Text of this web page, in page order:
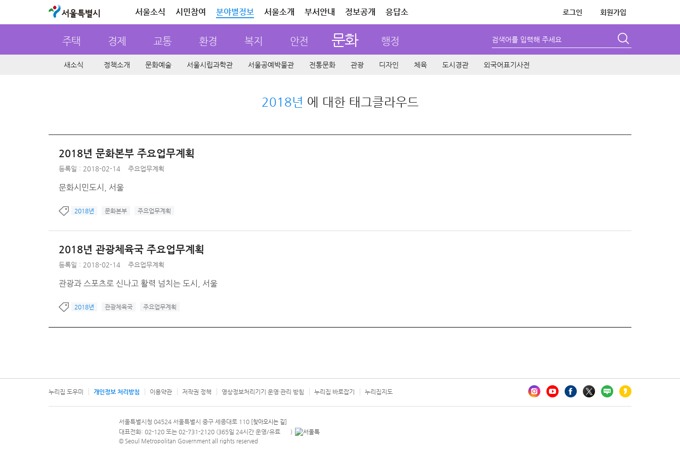
서울특별시 서울소식 시민참여 분야별정보 서울소개 부서안내 정보공개 응답소 로그인 회원가입
주택 경제 교통 환경 복지 안전 문화 행정 검색어를 입력해 주세요
새소식 정책소개 문화예술 서울시립과학관 서울공예박물관 전통문화 관광 디자인 체육 도시경관 외국어표기사전
2018년 에 대한 태그클라우드
2018년 문화본부 주요업무계획
등록일 : 2018-02-14 주요업무계획
문화시민도시, 서울
2018년 문화본부 주요업무계획
2018년 관광체육국 주요업무계획
등록일 : 2018-02-14 주요업무계획
관광과 스포츠로 신나고 활력 넘치는 도시, 서울
2018년 관광체육국 주요업무계획
누리집 도우미 개인정보 처리방침 이용약관 저작권 정책 영상정보처리기기 운영·관리 방침 누리집 바로잡기 누리집지도
문의 전화번호 120, 120 다산콜재단
서울특별시청 04524 서울특별시 중구 세종대로 110 [찾아오시는 길]
대표전화: 02-120 또는 02-731-2120 (365일 24시간 운영/유료 안내팝업 열기
)
© Seoul Metropolitan Government all rights reserved